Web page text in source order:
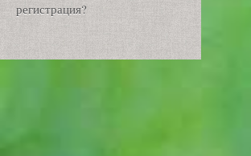
регистрация?